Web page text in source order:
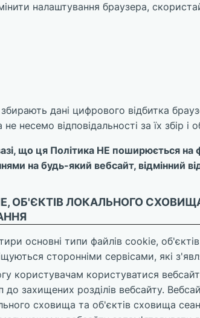
налаштування браузера,
збирають дані цифрового відбитка
несемо відповідальності за їх збір і
що ця Політика НЕ поширюється
на будь-який вебсайт, відмінний
ОБ'ЄКТІВ ЛОКАЛЬНОГО
основні типи файлів cookie,
сторонніми сервісами, які
користувачам користуватися
до захищених розділів вебсайту.
сховища та об'єктів сховища